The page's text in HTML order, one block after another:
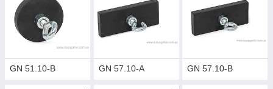
GN 51.10-B GN 57.10-A GN 57.10-B